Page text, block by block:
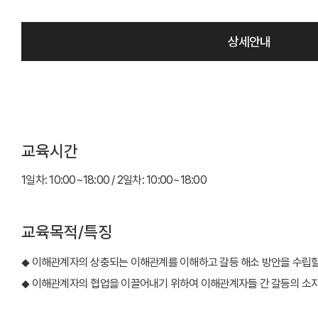
상세안내
교육시간
1일차: 10:00~18:00 / 2일차: 10:00~18:00
교육목적/특징
◆이해관계자의 상충되는 이해관계를 이해하고 갈등 해소 방안을 수립
◆이해관계자의 협업을 이 끌어내기 위하여 이해관계자들 간 갈등의 소